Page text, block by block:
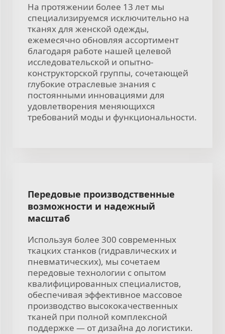
На протяжении более 13 лет мы
специализируемся исключительно на
тканях для женской одежды,
ежемесячно обновляя ассортимент
благодаря работе нашей целевой
исследовательской и опытно-
конструкторской группы, сочетающей
глубокие отраслевые знания с
постоянными инновациями для
удовлетворения меняющихся
требований моды и функциональности.
Передовые производственные
возможности и надежный
масштаб
Используя более 300 современных
ткацких станков (гидравлических и
пневматических), мы сочетаем
передовые технологии с опытом
квалифицированных специалистов,
обеспечивая эффективное массовое
производство высококачественных
тканей при полной комплексной
поддержке — от дизайна до логистики.